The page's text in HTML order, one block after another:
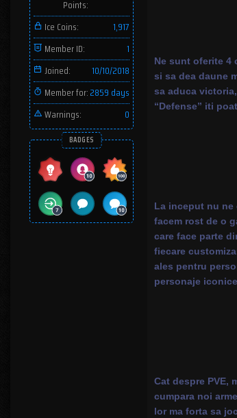
Points:
Ice Coins:
1,917
Member ID:
1
Joined:
10/10/2018
Member for:2859 days
Warnings:
0
BADGES
Ne sunt oferite 4
si sa dea daune
sa aduca
“Defense” iti
La inceput nu ne
facem rost de o
care face parte
fiecare
ales pentru
personaje
Cat despre PVE,
cumpara noi
lor ma forta sa